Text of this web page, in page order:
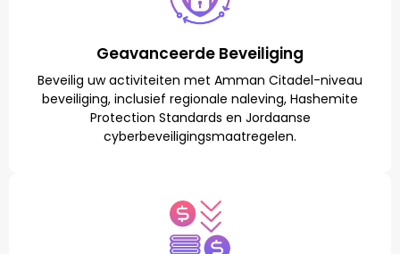
Geavanceerde Beveiliging
Beveilig uw activiteiten met Amman Citadel-niveau
beveiliging, inclusief regionale naleving, Hashemite
Protection Standards en Jordaanse
cyberbeveiligingsmaatregelen.